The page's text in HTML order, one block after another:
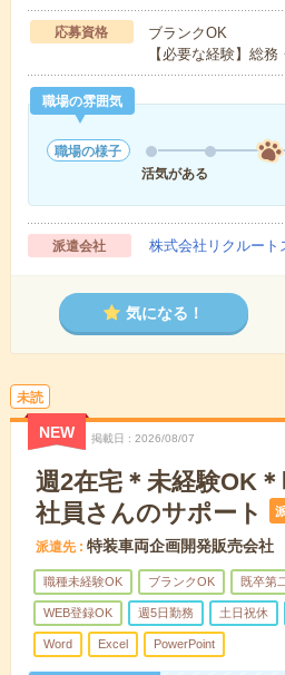
応募資格
ブランクOK
【必要な経験】総
職場の雰囲気
職場の様子
活気がある
派遣会社 株式会社リクルート
気になる！
未読
NEW 掲載日 2026/08/07
週2在宅＊未経験OK
社員さんのサポート
派遣先 特装車両企画開発販売会社
職種未経験OK ブランクOK 既卒第
WEB登録OK 週5日勤務 土日祝休
Word Excel PowerPoint